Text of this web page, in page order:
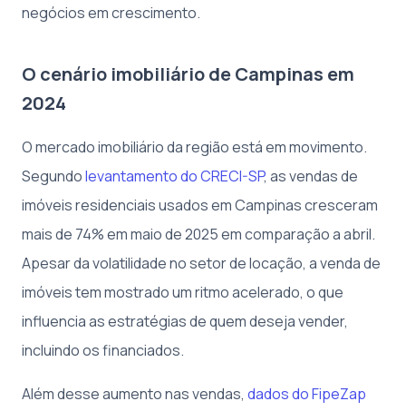
negócios em crescimento.
O cenário imobiliário de Campinas em
2024
O mercado imobiliário da região está em movimento.
Segundolevantamento do CRECI-SP, as vendas de
imóveis residenciais usados em Campinas cresceram
mais de 74% em maio de 2025 em comparação a abril.
Apesar da volatilidade no setor de locação, a venda de
imóveis tem mostrado um ritmo acelerado, o que
influencia as estratégias de quem deseja vender,
incluindo os financiados.
Além desse aumento nas vendas, dados do FipeZap